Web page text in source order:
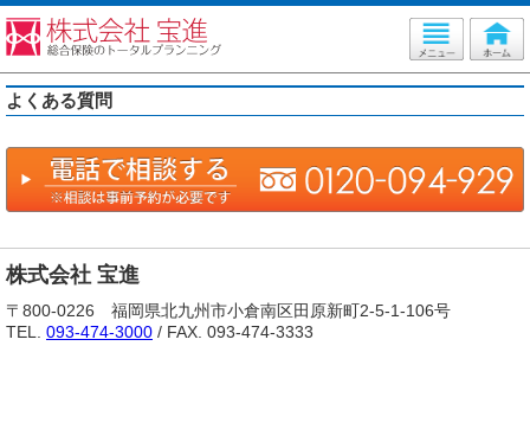
よくある質問
株式会社 宝進
〒800-0226 福岡県北九州市小倉南区田原新町2-5-1-106号
TEL. 093-474-3000 / FAX. 093-474-3333